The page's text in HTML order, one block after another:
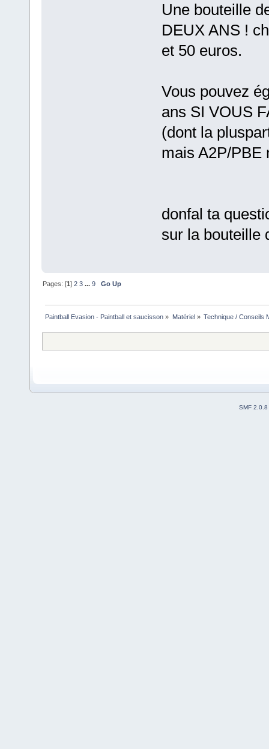
Une bouteille
DEUX ANS !
et 50 euros.
Vous pouvez
ans SI VOUS
(dont la
mais A2P/PBE
donfal ta
sur la bouteille
Pages: [1]2 3 ...9 Go Up
Paintball Evasion - Paintball et saucisson » Matériel» Technique / Conseils
SMF 2.0.8